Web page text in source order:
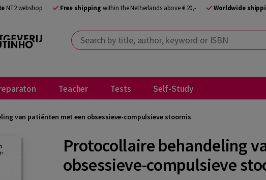
NT2 webshop Free shipping within the Netherlands above € 20,- Worldwide
Search by title, author, keyword or ISBN
Teacher Tests Self-Study
van patiënten met een obsessieve-compulsieve stoornis
Protocollaire behandeling
obsessieve-compulsieve